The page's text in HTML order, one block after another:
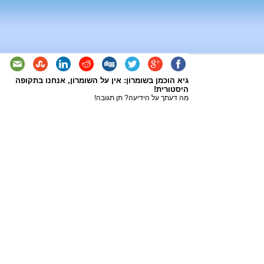
גיא הוכמן בשומרון: אין על השומרון, אנחנו בתקופה
היסטורית!
מה דעתך על הידיעה? תן תגובה!